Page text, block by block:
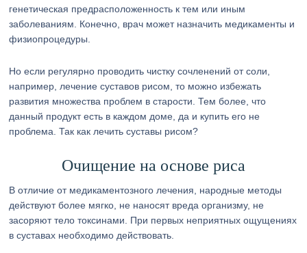
генетическая предрасположенность к тем или иным
заболеваниям. Конечно, врач может назначить медикаменты и
физиопроцедуры.
Но если регулярно проводить чистку сочленений от соли,
например, лечение суставов рисом, то можно избежать
развития множества проблем в старости. Тем более, что
данный продукт есть в каждом доме, да и купить его не
проблема. Так как лечить суставы рисом?
Очищение на основе риса
В отличие от медикаментозного лечения, народные методы
действуют более мягко, не наносят вреда организму, не
засоряют тело токсинами. При первых неприятных ощущениях
в суставах необходимо действовать.